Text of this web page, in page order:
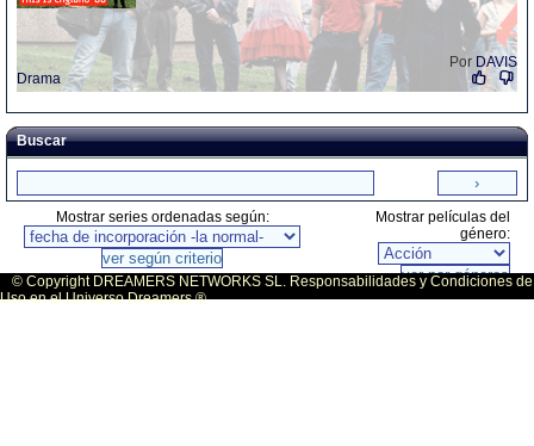
Por DAVIS
Drama
Buscar
Mostrar series ordenadas según:
Mostrar películas del
género:
© Copyright DREAMERS NETWORKS SL. Responsabilidades y Condiciones de
Uso en el Universo Dreamers ®